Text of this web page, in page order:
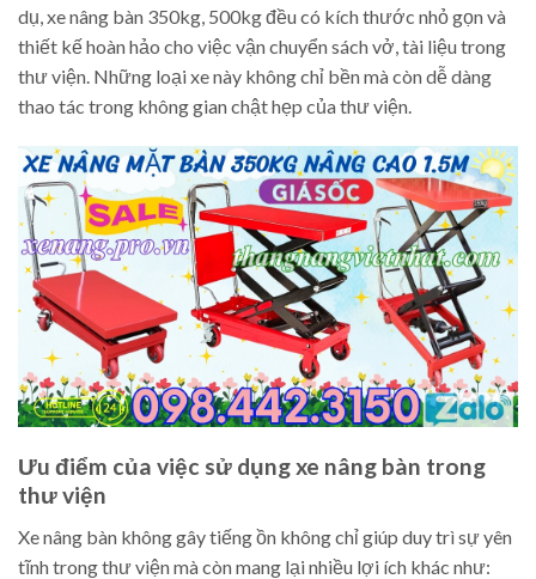
dụ, xe nâng bàn 350kg, 500kg đều có kích thước nhỏ gọn và
thiết kế hoàn hảo cho việc vận chuyển sách vở, tài liệu trong
thư viện. Những loại xe này không chỉ bền mà còn dễ dàng
thao tác trong không gian chật hẹp của thư viện.
Ưu điểm của việc sử dụng xe nâng bàn trong
thư viện
Xe nâng bàn không gây tiếng ồn không chỉ giúp duy trì sự yên
tĩnh trong thư viện mà còn mang lại nhiều lợi ích khác như: